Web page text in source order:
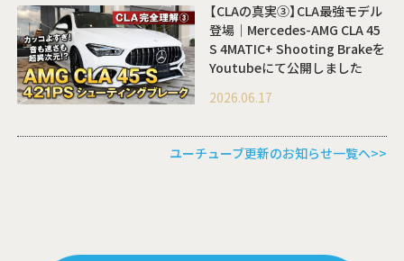
【CLAの真実③】CLA最強モデル
登場｜Mercedes-AMG CLA 45
S 4MATIC+ Shooting Brakeを
Youtubeにて公開しました
2026.06.17
ユーチューブ更新のお知らせ一覧へ>>